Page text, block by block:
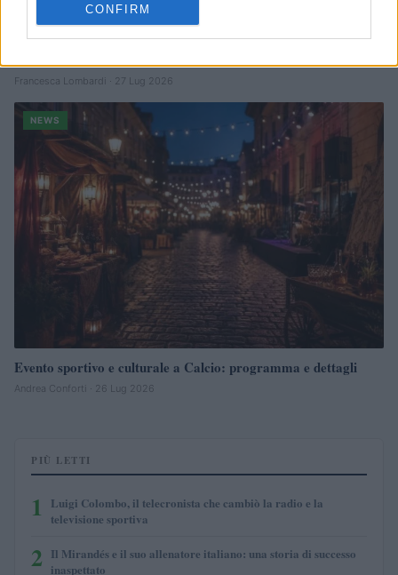
CONFIRM
Quando il gioco di squadra insegna a vivere: calcio, storia e
Francesca Lombardi · 27 Lug 2026
NEWS
Evento sportivo e culturale a Calcio: programma e dettagli
Andrea Conforti · 26 Lug 2026
PIÙ LETTI
1
Luigi Colombo, il telecronista che cambiò la radio e la
televisione sportiva
2 Il Mirandés e il suo allenatore italiano: una storia di successo
inaspettato